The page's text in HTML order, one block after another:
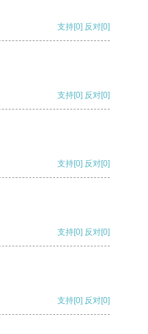
支持[0] 反对[0]
支持[0] 反对[0]
支持[0] 反对[0]
支持[0] 反对[0]
支持[0] 反对[0]